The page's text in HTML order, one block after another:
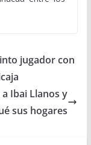
jugador con
Ibai Llanos y
sus hogares